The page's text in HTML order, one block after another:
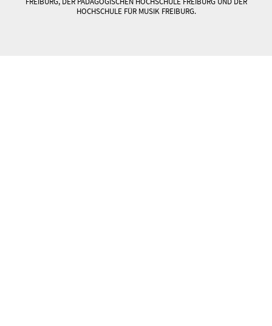
HOCHSCHULE FÜR MUSIK FREIBURG.